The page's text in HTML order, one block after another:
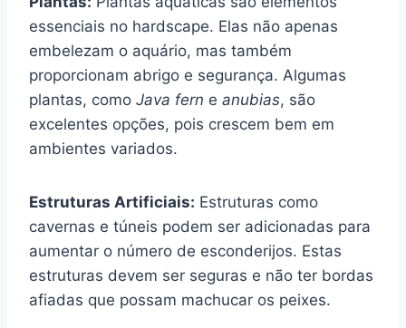
essenciais no hardscape. Elas não apenas
embelezam o aquário, mas também
proporcionam abrigo e segurança. Algumas
plantas, como Java fern e anubias, são
excelentes opções, pois crescem bem em
ambientes variados.
Estruturas Artificiais: Estruturas como
cavernas e túneis podem ser adicionadas para
aumentar o número de esconderijos. Estas
estruturas devem ser seguras e não ter bordas
afiadas que possam machucar os peixes.